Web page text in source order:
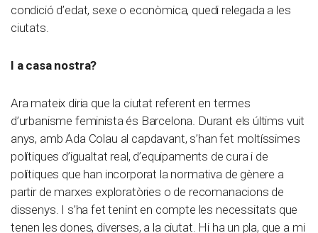
condició d’edat, sexe o econòmica, quedi relegada a les
ciutats.
I a casa nostra?
Ara mateix diria que la ciutat referent en termes
d’urbanisme feminista és Barcelona. Durant els últims vuit
anys, amb Ada Colau al capdavant, s’han fet moltíssimes
polítiques d’igualtat real, d’equipaments de cura i de
polítiques que han incorporat la normativa de gènere a
partir de marxes exploratòries o de recomanacions de
dissenys. I s’ha fet tenint en compte les necessitats que
tenen les dones, diverses, a la ciutat. Hi ha un pla, que a mi